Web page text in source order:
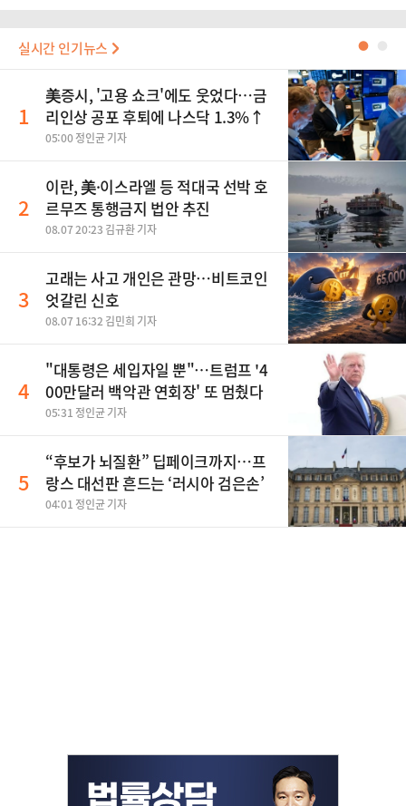
실시간 인기뉴스 ●
1
美증시, '고용 쇼크'에도 웃었다…금
리인상 공포 후퇴에 나스닥 1.3%↑
05:00 정인균 기자
2
이란, 美·이스라엘 등 적대국 선박 호
르무즈 통행금지 법안 추진
08.07 20:23 김규환 기자
3
고래는 사고 개인은 관망…비트코인
엇갈린 신호
08.07 16:32 김민희 기자
4
"대통령은 세입자일 뿐"…트럼프 '4
00만달러 백악관 연회장' 또 멈췄다
05:31 정인균 기자
5
“후보가 뇌질환” 딥페이크까지…프
랑스 대선판 흔드는 ‘러시아 검은손’
04:01 정인균 기자